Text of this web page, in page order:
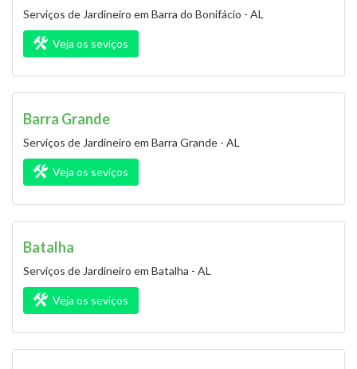
Serviços de Jardineiro em Barra do Bonifácio - AL
Veja os seviços
Barra Grande
Serviços de Jardineiro em Barra Grande - AL
Veja os seviços
Batalha
Serviços de Jardineiro em Batalha - AL
Veja os seviços